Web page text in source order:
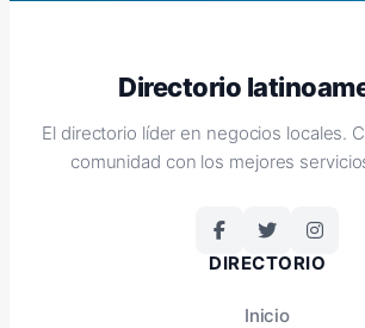
Directorio
El directorio líder en negocios locales.
comunidad con los mejores
DIRECTORIO
Inicio